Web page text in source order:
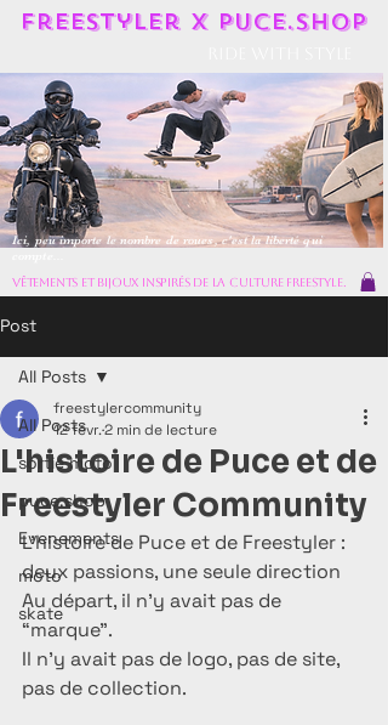
Freestyler X Puce.shop
vêtements et bijoux inspirés de la culture freestyle.
Ici, peu importe le nombre de roues, c'est la liberté qui
Post
All Posts
sortie moto
puce.shop
Evenements
moto
skate
All Posts
L'histoire de Puce et de
Freestyler Community
freestylercommunity
12 févr.2 min de lecture
L’histoire de Puce et de Freestyler :
deux passions, une seule direction
Au départ, il n’y avait pas de
“marque”.
Il n’y avait pas de logo, pas de site,
pas de collection.